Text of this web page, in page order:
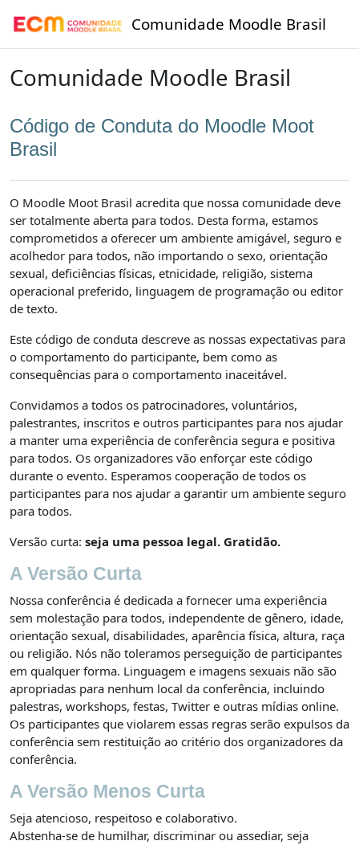
Comunidade Moodle Brasil
Comunidade Moodle Brasil
Código de Conduta do Moodle Moot
Brasil
O Moodle Moot Brasil acredita que nossa comunidade deve
ser totalmente aberta para todos. Desta forma, estamos
comprometidos a oferecer um ambiente amigável, seguro e
acolhedor para todos, não importando o sexo, orientação
sexual, deficiências físicas, etnicidade, religião, sistema
operacional preferido, linguagem de programação ou editor
de texto.
Este código de conduta descreve as nossas expectativas para
o comportamento do participante, bem como as
consequências para o comportamento inaceitável.
Convidamos a todos os patrocinadores, voluntários,
palestrantes, inscritos e outros participantes para nos ajudar
a manter uma experiência de conferência segura e positiva
para todos. Os organizadores vão enforçar este código
durante o evento. Esperamos cooperação de todos os
participantes para nos ajudar a garantir um ambiente seguro
para todos.
Versão curta: seja uma pessoa legal. Gratidão.
A Versão Curta
Nossa conferência é dedicada a fornecer uma experiência
sem molestação para todos, independente de gênero, idade,
orientação sexual, disabilidades, aparência física, altura, raça
ou religião. Nós não toleramos perseguição de participantes
em qualquer forma. Linguagem e imagens sexuais não são
apropriadas para nenhum local da conferência, incluindo
palestras, workshops, festas, Twitter e outras mídias online.
Os participantes que violarem essas regras serão expulsos da
conferência sem restituição ao critério dos organizadores da
conferência.
A Versão Menos Curta
Seja atencioso, respeitoso e colaborativo.
Abstenha-se de humilhar, discriminar ou assediar, seja